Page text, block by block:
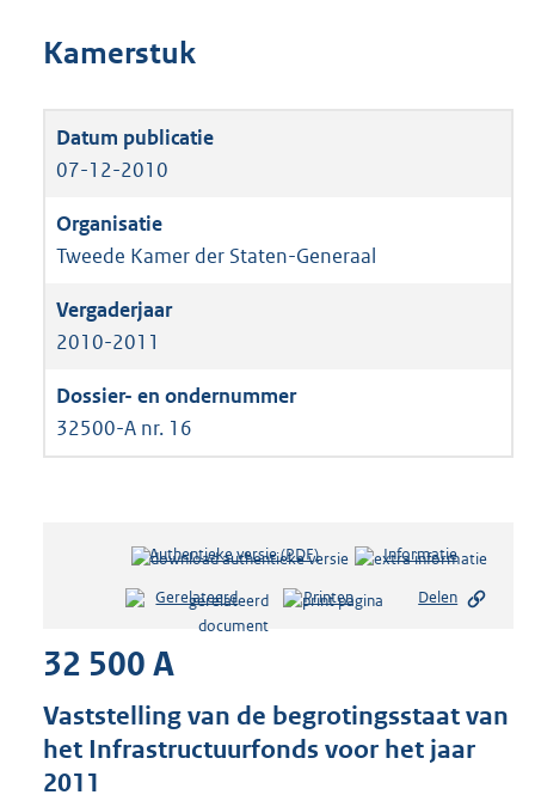
Kamerstuk
07-12-2010
Tweede Kamer der Staten-Generaal
2010-2011
32500-A nr. 16
Authentieke versie (PDF)b
s
s
g
Informatie
Gerelateerd Printen Delen
32 500 A
Vaststelling van de begrotingsstaat van
het Infrastructuurfonds voor het jaar
2011